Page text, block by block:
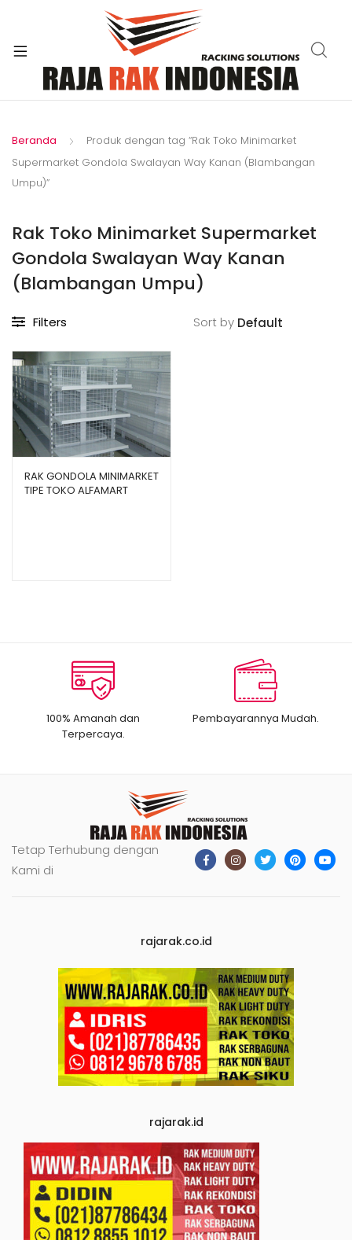
Beranda
Produk dengan tag “Rak Toko Minimarket
Supermarket Gondola Swalayan Way Kanan (Blambangan
Umpu)”
Rak Toko Minimarket Supermarket
Gondola Swalayan Way Kanan
(Blambangan Umpu)
Filters Sort by
RAK GONDOLA MINIMARKET
TIPE TOKO ALFAMART
100% Amanah dan
Terpercaya.
Pembayarannya Mudah.
Tetap Terhubung dengan
Kami di
rajarak.co.id
rajarak.id